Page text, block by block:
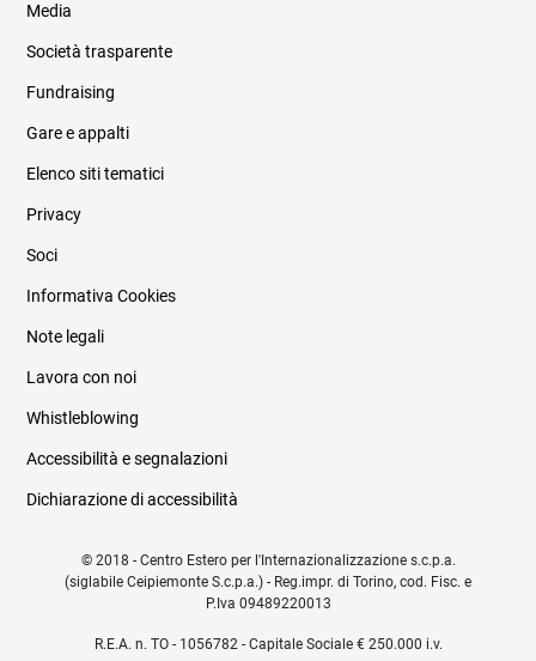
Informazioni legali e trasparenza
Media
Società trasparente
Fundraising
Gare e appalti
Elenco siti tematici
Privacy
Soci
Informativa Cookies
Note legali
Lavora con noi
Whistleblowing
Accessibilità e segnalazioni
Dichiarazione di accessibilità
© 2018 - Centro Estero per l'Internazionalizzazione s.c.p.a.
(siglabile Ceipiemonte S.c.p.a.) - Reg.impr. di Torino, cod. Fisc. e
P.Iva 09489220013
R.E.A. n. TO - 1056782 - Capitale Sociale € 250.000 i.v.